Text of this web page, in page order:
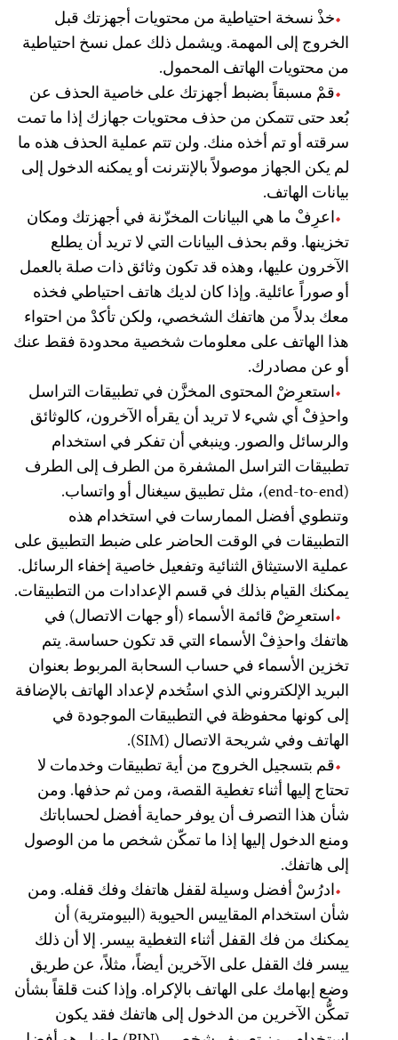
خذْ نسخة احتياطية من محتويات أجهزتك قبل
الخروج إلى المهمة. ويشمل ذلك عمل نسخ احتياطية
من محتويات الهاتف المحمول.
قمْ مسبقاً بضبط أجهزتك على خاصية الحذف عن
بُعد حتى تتمكن من حذف محتويات جهازك إذا ما تمت
سرقته أو تم أخذه منك. ولن تتم عملية الحذف هذه ما
لم يكن الجهاز موصولاً بالإنترنت أو يمكنه الدخول إلى
بيانات الهاتف.
اعرِفْ ما هي البيانات المخزّنة في أجهزتك ومكان
تخزينها. وقم بحذف البيانات التي لا تريد أن يطلع
الآخرون عليها، وهذه قد تكون وثائق ذات صلة بالعمل
أو صوراً عائلية. وإذا كان لديك هاتف احتياطي فخذه
معك بدلاً من هاتفك الشخصي، ولكن تأكدْ من احتواء
هذا الهاتف على معلومات شخصية محدودة فقط عنك
أو عن مصادرك.
استعرِضْ المحتوى المخزَّن في تطبيقات التراسل
واحذِفْ أي شيء لا تريد أن يقرأه الآخرون، كالوثائق
والرسائل والصور. وينبغي أن تفكر في استخدام
تطبيقات التراسل المشفرة من الطرف إلى الطرف
(end-to-end)، مثل تطبيق سيغنال أو واتساب.
وتنطوي أفضل الممارسات في استخدام هذه
التطبيقات في الوقت الحاضر على ضبط التطبيق على
عملية الاستيثاق الثنائية وتفعيل خاصية إخفاء الرسائل.
يمكنك القيام بذلك في قسم الإعدادات من التطبيقات.
استعرِضْ قائمة الأسماء (أو جهات الاتصال) في
هاتفك واحذِفْ الأسماء التي قد تكون حساسة. يتم
تخزين الأسماء في حساب السحابة المربوط بعنوان
البريد الإلكتروني الذي استُخدم لإعداد الهاتف بالإضافة
إلى كونها محفوظة في التطبيقات الموجودة في
الهاتف وفي شريحة الاتصال (SIM).
قم بتسجيل الخروج من أية تطبيقات وخدمات لا
تحتاج إليها أثناء تغطية القصة، ومن ثم حذفها. ومن
شأن هذا التصرف أن يوفر حماية أفضل لحساباتك
ومنع الدخول إليها إذا ما تمكّن شخص ما من الوصول
إلى هاتفك.
ادرُسْ أفضل وسيلة لقفل هاتفك وفك قفله. ومن
شأن استخدام المقاييس الحيوية (البيومترية) أن
يمكنك من فك القفل أثناء التغطية بيسر. إلا أن ذلك
ييسر فك القفل على الآخرين أيضاً، مثلاً، عن طريق
وضع إبهامك على الهاتف بالإكراه. وإذا كنت قلقاً بشأن
تمكُّن الآخرين من الدخول إلى هاتفك فقد يكون